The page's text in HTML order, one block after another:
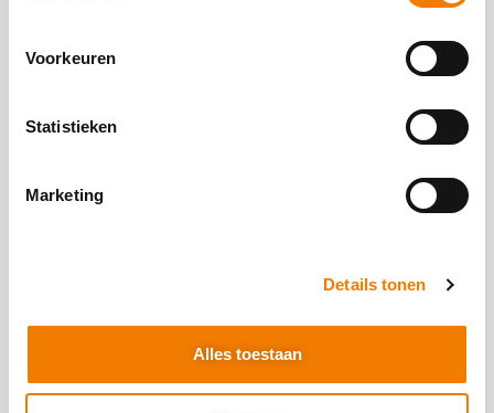
Voorkeuren
Statistieken
Marketing
Details tonen
Alles toestaan